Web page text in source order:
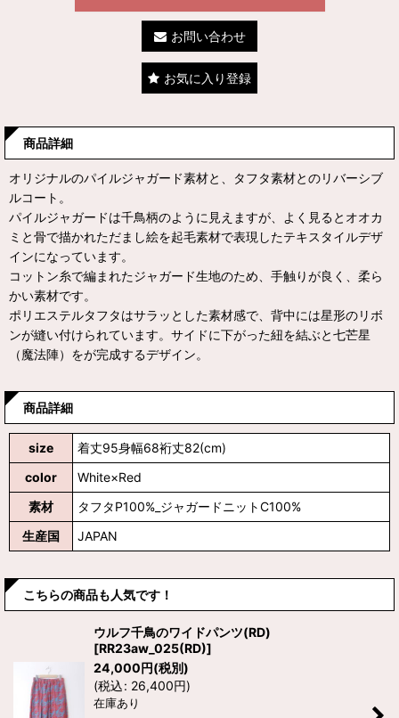
お問い合わせ
お気に入り登録
商品詳細
オリジナルのパイルジャガード素材と、タフタ素材とのリバーシブ
ルコート。
パイルジャガードは千鳥柄のように見えますが、よく見るとオオカ
ミと骨で描かれただまし絵を起毛素材で表現したテキスタイルデザ
インになっています。
コットン糸で編まれたジャガード生地のため、手触りが良く、柔ら
かい素材です。
ポリエステルタフタはサラッとした素材感で、背中には星形のリボ
ンが縫い付けられています。サイドに下がった紐を結ぶと七芒星
（魔法陣）をが完成するデザイン。
商品詳細
size
着丈95身幅68裄丈82(cm)
color
White×Red
素材
タフタP100%_ジャガードニットC100%
生産国
JAPAN
こちらの商品も人気です！
ウルフ千鳥のワイドパンツ(RD)
[RR23aw_025(RD)]
24,000円(税別)
(税込: 26,400円)
在庫あり